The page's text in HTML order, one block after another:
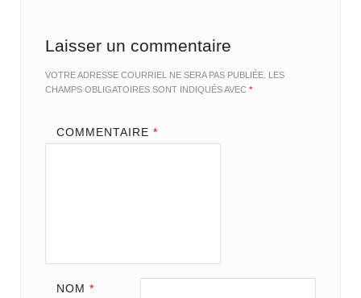
Laisser un commentaire
VOTRE ADRESSE COURRIEL NE SERA PAS PUBLIÉE. LES
CHAMPS OBLIGATOIRES SONT INDIQUÉS AVEC*
COMMENTAIRE *
NOM *